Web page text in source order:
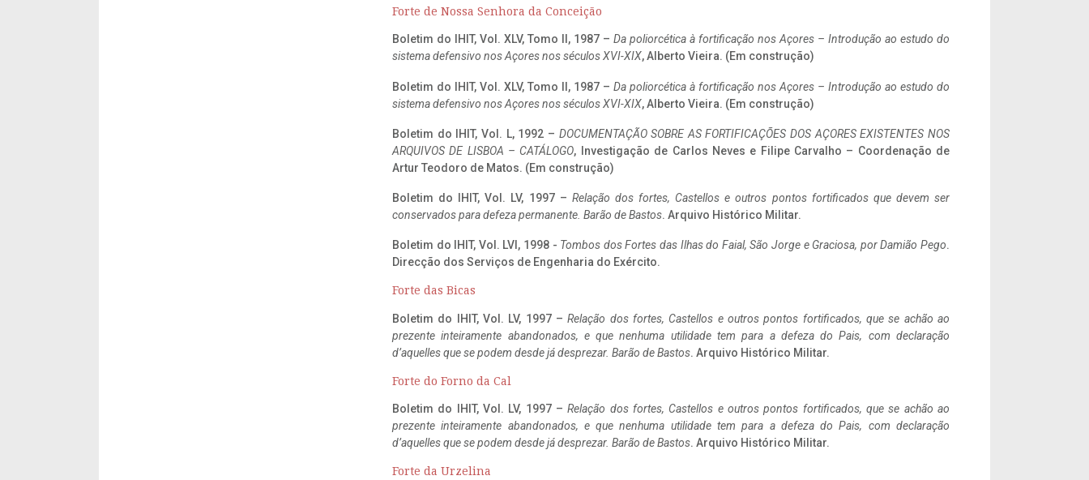
Forte de Nossa Senhora da Conceição
Boletim do IHIT, Vol. XLV, Tomo II, 1987 – Da poliorcética à fortificação nos Açores – Introdução ao estudo do
sistema defensivo nos Açores nos séculos XVI-XIX, Alberto Vieira. (Em construção)
Boletim do IHIT, Vol. XLV, Tomo II, 1987 – Da poliorcética à fortificação nos Açores – Introdução ao estudo do
sistema defensivo nos Açores nos séculos XVI-XIX, Alberto Vieira. (Em construção)
Boletim do IHIT, Vol. L, 1992 – DOCUMENTAÇÃO SOBRE AS FORTIFICAÇÕES DOS AÇORES EXISTENTES NOS
ARQUIVOS DE LISBOA – CATÁLOGO, Investigação de Carlos Neves e Filipe Carvalho – Coordenação de
Artur Teodoro de Matos. (Em construção)
Boletim do IHIT, Vol. LV, 1997 – Relação dos fortes, Castellos e outros pontos fortificados que devem ser
conservados para defeza permanente. Barão de Bastos. Arquivo Histórico Militar.
Boletim do IHIT, Vol. LVI, 1998 - Tombos dos Fortes das Ilhas do Faial, São Jorge e Graciosa, por Damião Pego.
Direcção dos Serviços de Engenharia do Exército.
Forte das Bicas
Boletim do IHIT, Vol. LV, 1997 –Relação dos fortes, Castellos e outros pontos fortificados, que se achão ao
prezente inteiramente abandonados, e que nenhuma utilidade tem para a defeza do Pais, com declaração
d’aquelles que se podem desde já desprezar. Barão de Bastos. Arquivo Histórico Militar.
Forte do Forno da Cal
Boletim do IHIT, Vol. LV, 1997 –Relação dos fortes, Castellos e outros pontos fortificados, que se achão ao
prezente inteiramente abandonados, e que nenhuma utilidade tem para a defeza do Pais, com declaração
d’aquelles que se podem desde já desprezar. Barão de Bastos. Arquivo Histórico Militar.
Forte da Urzelina